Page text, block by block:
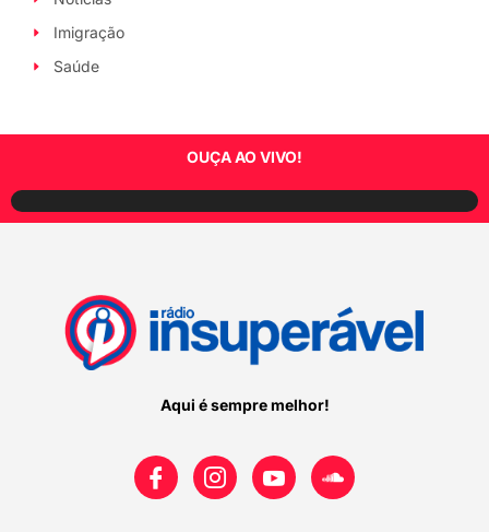
Imigração
Saúde
OUÇA AO VIVO!
Aqui é sempre melhor!